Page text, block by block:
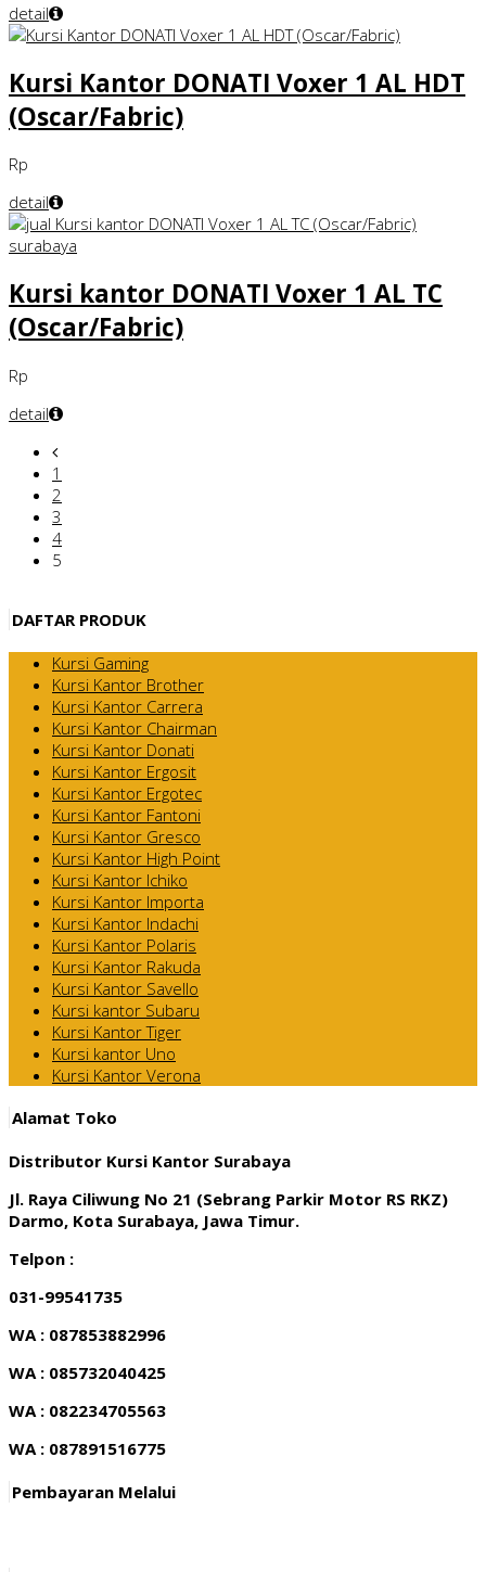
detail
Kursi Kantor DONATI Voxer 1 AL HDT
(Oscar/Fabric)
Rp
detail
Kursi kantor DONATI Voxer 1 AL TC
(Oscar/Fabric)
Rp
detail
1
2
3
4
5
DAFTAR PRODUK
Kursi Gaming
Kursi Kantor Brother
Kursi Kantor Carrera
Kursi Kantor Chairman
Kursi Kantor Donati
Kursi Kantor Ergosit
Kursi Kantor Ergotec
Kursi Kantor Fantoni
Kursi Kantor Gresco
Kursi Kantor High Point
Kursi Kantor Ichiko
Kursi Kantor Importa
Kursi Kantor Indachi
Kursi Kantor Polaris
Kursi Kantor Rakuda
Kursi Kantor Savello
Kursi kantor Subaru
Kursi Kantor Tiger
Kursi kantor Uno
Kursi Kantor Verona
Alamat Toko
Distributor Kursi Kantor Surabaya
Jl. Raya Ciliwung No 21 (Sebrang Parkir Motor RS RKZ)
Darmo, Kota Surabaya, Jawa Timur.
Telpon :
031-99541735
WA : 087853882996
WA : 085732040425
WA : 082234705563
WA : 087891516775
Pembayaran Melalui